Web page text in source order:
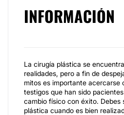
INFORMACIÓN
La cirugía plástica se
realidades, pero a fin de
mitos es importante acercarse
testigos que han sido
cambio físico con éxito. Debes
plástica cuando es bien